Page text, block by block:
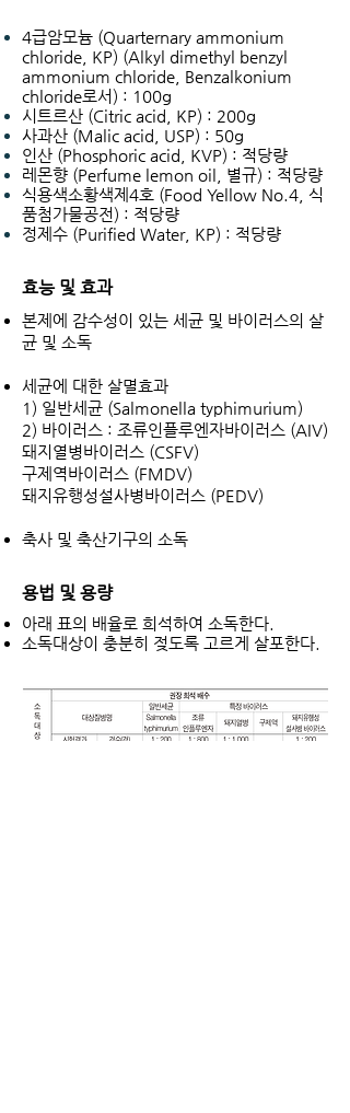
4급암모늄 (Quarternary ammonium
chloride, KP) (Alkyl dimethyl benzyl
ammonium chloride, Benzalkonium
chloride로서) : 100g
시트르산 (Citric acid, KP) : 200g
사과산 (Malic acid, USP) : 50g
인산 (Phosphoric acid, KVP) : 적당량
레몬향 (Perfume lemon oil, 별규) : 적당량
식용색소황색제4호 (Food Yellow No.4, 식
품첨가물공전) : 적당량
정제수 (Purified Water, KP) : 적당량
효능 및 효과
본제에 감수성이 있는 세균 및 바이러스의 살
균 및 소독
세균에 대한 살멸효과
1) 일반세균 (Salmonella typhimurium)
2) 바이러스 : 조류인플루엔자바이러스 (AIV)
돼지열병바이러스 (CSFV)
구제역바이러스 (FMDV)
돼지유행성설사병바이러스 (PEDV)
축사 및 축산기구의 소독
용법 및 용량
아래 표의 배율로 희석하여 소독한다.
소독대상이 충분히 젖도록 고르게 살포한다.